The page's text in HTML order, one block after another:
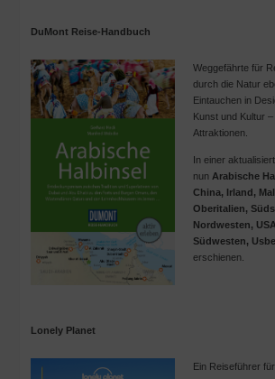
DuMont Reise-Handbuch
Weggefährte für
durch die Natur
Eintauchen in
Kunst und Kultur
Attraktionen.
In einer
nun Arabische
China, Irland,
Oberitalien,
Nordwesten,
Südwesten,
erschienen.
Lonely Planet
Ein Reiseführer